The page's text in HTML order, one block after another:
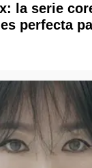
la serie
perfecta